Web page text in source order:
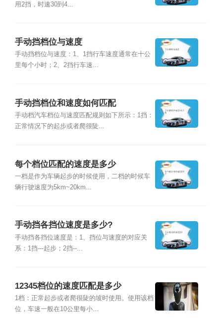
用2挡，时速30到4...
手动挡档位与速度
手动挡档位与速度：1、1挡行车速度通常在十公
里每个小时；2、2挡行车速...
手动挡档位和速度如何匹配
手动档汽车档位与速度匹配规则如下所示：1挡：
正常情况下的起步或者爬很陡...
每个档位匹配的速度是多少
一档是作为车辆起步的时候使用，二档的时候车
辆行驶速度为5km~20km...
手动挡各挡位速度是多少?
手动挡各挡位速度是：1、挡位与速度的对应关
系：1挡---起步；2挡--...
12345档位的速度匹配是多少
1档：正常起步或者爬很陡的坡时使用。使用该档
位，车速一般在10公里每小...